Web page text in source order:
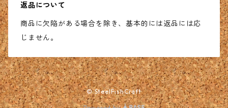
返品について
商品に欠陥がある場合を除き、基本的には返品には応
じません。
© SteelFishCraft